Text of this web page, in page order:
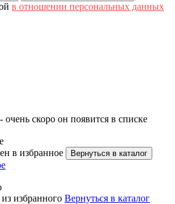
в отношении персональных данных
скоро он появится в списке
в избранное
Вернуться в каталог
избранного Вернуться в каталог